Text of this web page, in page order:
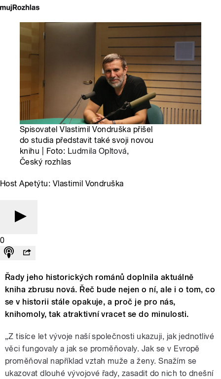
Spisovatel Vlastimil Vondruška přišel
do studia představit také svoji novou
knihu | Foto: Ludmila Opltová,
Český rozhlas
Host Apetýtu: Vlastimil Vondruška
0
Řady jeho historických románů doplnila aktuálně
kniha zbrusu nová. Řeč bude nejen o ní, ale i o tom, co
se v historii stále opakuje, a proč je pro nás,
knihomoly, tak atraktivní vracet se do minulosti.
„Z tisíce let vývoje naší společnosti ukazuji, jak jednotlivé
věci fungovaly a jak se proměňovaly. Jak se v Evropě
proměňoval například vztah muže a ženy. Snažím se
ukazovat dlouhé vývojové řady, zasadit do nich to dnešní